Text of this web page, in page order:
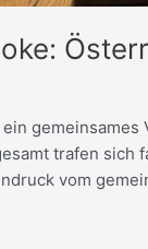
trafen
vom